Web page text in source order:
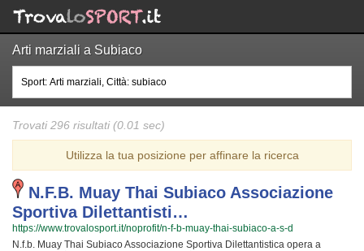
Arti marziali a Subiaco
Trovati 296 risultati (0.01 sec)
Utilizza la tua posizione per affinare la ricerca
N.f.b. Muay Thai Subiaco Associazione
Sportiva Dilettantisti…
https://www.trovalosport.it/noprofit/n-f-b-muay-thai-subiaco-a-s-d
N.f.b. Muay Thai Subiaco Associazione Sportiva Dilettantistica opera a